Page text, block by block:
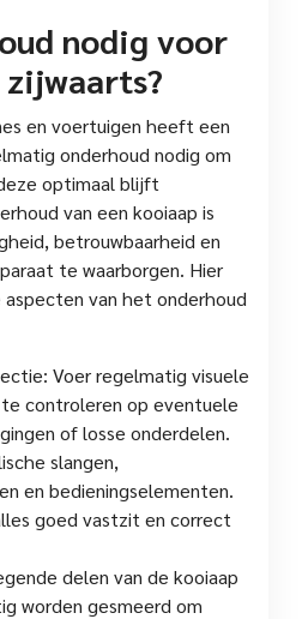
nodig voor
zijwaarts?
en voertuigen heeft een
onderhoud nodig om
optimaal blijft
van een kooiaap is
betrouwbaarheid en
te waarborgen. Hier
van het onderhoud
Voer regelmatig visuele
controleren op eventuele
of losse onderdelen.
slangen,
en bedieningselementen.
goed vastzit en correct
delen van de kooiaap
worden gesmeerd om